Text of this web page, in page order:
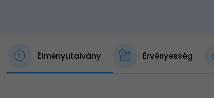
Élményutalvány Érvényesség